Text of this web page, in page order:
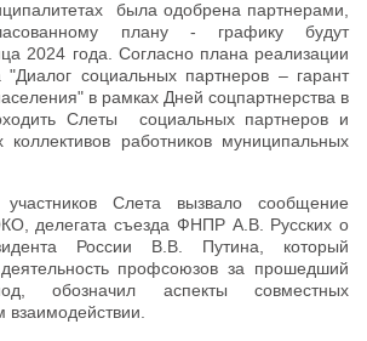
была одобрена партнерами,
плану - графику будут
2024 года. Согласно плана реализации
"Диалог социальных партнеров – гарант
в рамках Дней соцпартнерства в
Слеты социальных партнеров и
коллективов работников муниципальных
Слета вызвало сообщение
делегата съезда ФНПР А.В. Русских о
России В.В. Путина, который
профсоюзов за прошедший
обозначил аспекты совместных
взаимодействии.